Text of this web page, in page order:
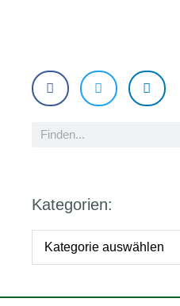
Kategorien: